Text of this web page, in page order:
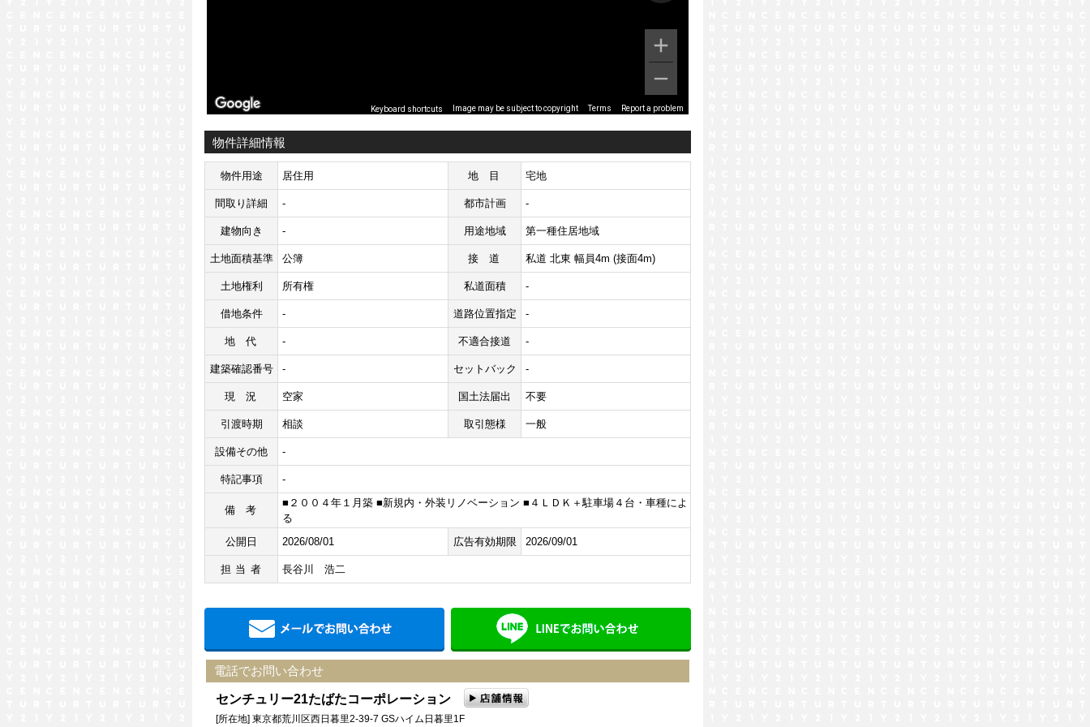
Keyboard shortcuts Image may be subject to copyright Terms Report a problem
物件詳細情報
物件用途 居住用 地目 宅地
間取り詳細 - 都市計画 -
建物向き - 用途地域 第一種住居地域
土地面積基準 公簿 接道 私道 北東 幅員4m (接面4m)
土地権利 所有権 私道面積 -
借地条件 - 道路位置指定 -
地代 - 不適合接道 -
建築確認番号 - セットバック -
現況 空家 国土法届出 不要
引渡時期 相談 取引態様 一般
設備その他 -
特記事項 -
備考
■２００４年１月築 ■新規内・外装リノベーション ■４ＬＤＫ＋駐車場４台・車種によ
る
公開日
2026/08/01 広告有効期限 2026/09/01
担当者 長谷川 浩二
メールでお問い合わせ
電話でお問い合わせ
センチュリー21たばたコーポレーション
[所在地] 東京都荒川区西日暮里2-39-7 GSハイム日暮里1F